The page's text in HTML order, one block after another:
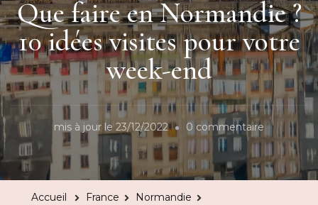
Que faire en Normandie ?
10 idées visites pour votre
week-end
mis à jour le 23/12/2022 0 commentairesur
Que
faire
Accueil France
Normandie